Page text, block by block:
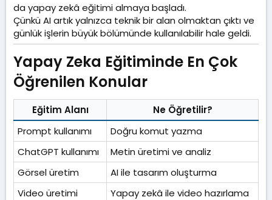
da yapay zekâ eğitimi almaya başladı.
Çünkü AI artık yalnızca teknik bir alan olmaktan çıktı ve
günlük işlerin büyük bölümünde kullanılabilir hale geldi.
Yapay Zeka Eğitiminde En Çok
Öğrenilen Konular​
Eğitim Alanı
Ne Öğretilir?
Prompt kullanımı
Doğru komut yazma
ChatGPT kullanımı
Metin üretimi ve analiz
Görsel üretim
AI ile tasarım oluşturma
Video üretimi
Yapay zekâ ile video hazırlama